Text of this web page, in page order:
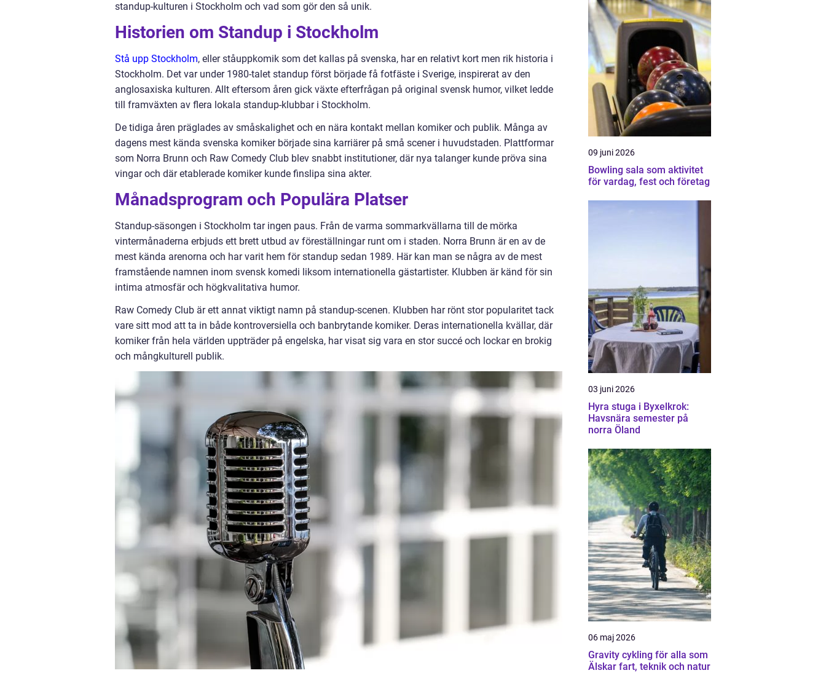
standup-kulturen i Stockholm och vad som gör den så unik.
Historien om Standup i Stockholm
Stå upp Stockholm, eller ståuppkomik som det kallas på svenska, har en relativt kort men rik historia i
Stockholm. Det var under 1980-talet standup först började få fotfäste i Sverige, inspirerat av den
anglosaxiska kulturen. Allt eftersom åren gick växte efterfrågan på original svensk humor, vilket ledde
till framväxten av flera lokala standup-klubbar i Stockholm.
De tidiga åren präglades av småskalighet och en nära kontakt mellan komiker och publik. Många av
dagens mest kända svenska komiker började sina karriärer på små scener i huvudstaden. Plattformar
som Norra Brunn och Raw Comedy Club blev snabbt institutioner, där nya talanger kunde pröva sina
vingar och där etablerade komiker kunde finslipa sina akter.
Månadsprogram och Populära Platser
Standup-säsongen i Stockholm tar ingen paus. Från de varma sommarkvällarna till de mörka
vintermånaderna erbjuds ett brett utbud av föreställningar runt om i staden. Norra Brunn är en av de
mest kända arenorna och har varit hem för standup sedan 1989. Här kan man se några av de mest
framstående namnen inom svensk komedi liksom internationella gästartister. Klubben är känd för sin
intima atmosfär och högkvalitativa humor.
Raw Comedy Club är ett annat viktigt namn på standup-scenen. Klubben har rönt stor popularitet tack
vare sitt mod att ta in både kontroversiella och banbrytande komiker. Deras internationella kvällar, där
komiker från hela världen uppträder på engelska, har visat sig vara en stor succé och lockar en brokig
och mångkulturell publik.
09 juni 2026
Bowling sala som aktivitet
för vardag, fest och företag
03 juni 2026
Hyra stuga i Byxelkrok:
Havsnära semester på
norra Öland
06 maj 2026
Gravity cykling för alla som
Älskar fart, teknik och natur